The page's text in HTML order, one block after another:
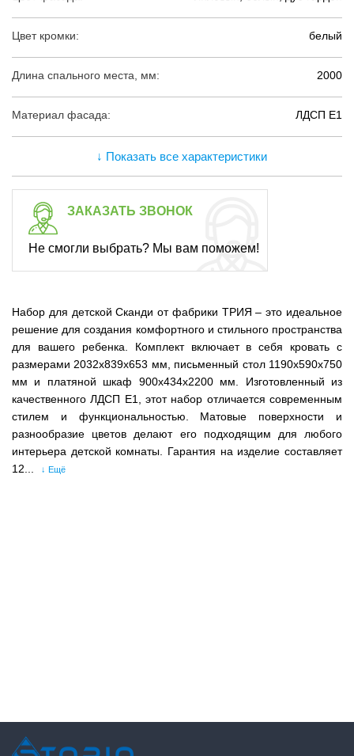
Цвет кромки: белый
Длина спального места, мм: 2000
Материал фасада: ЛДСП Е1
↓ Показать все характеристики
ЗАКАЗАТЬ ЗВОНОК
Не смогли выбрать? Мы вам поможем!
Набор для детской Сканди от фабрики ТРИЯ – это идеальное
решение для создания комфортного и стильного пространства
для вашего ребенка. Комплект включает в себя кровать с
размерами 2032x839x653 мм, письменный стол 1190x590x750
мм и платяной шкаф 900x434x2200 мм. Изготовленный из
качественного ЛДСП Е1, этот набор отличается современным
стилем и функциональностью. Матовые поверхности и
разнообразие цветов делают его подходящим для любого
интерьера детской комнаты. Гарантия на изделие составляет
12...
↓ Ещё